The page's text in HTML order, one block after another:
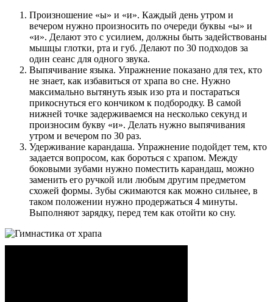
Произношение «ы» и «и». Каждый день утром и
вечером нужно произносить по очереди буквы «ы» и
«и». Делают это с усилием, должны быть задействованы
мышцы глотки, рта и губ. Делают по 30 подходов за
один сеанс для одного звука.
Выпячивание языка. Упражнение показано для тех, кто
не знает, как избавиться от храпа во сне. Нужно
максимально вытянуть язык изо рта и постараться
прикоснуться его кончиком к подбородку. В самой
нижней точке задерживаемся на несколько секунд и
произносим букву «и». Делать нужно выпячивания
утром и вечером по 30 раз.
Удерживание карандаша. Упражнение подойдет тем, кто
задается вопросом, как бороться с храпом. Между
боковыми зубами нужно поместить карандаш, можно
заменить его ручкой или любым другим предметом
схожей формы. Зубы сжимаются как можно сильнее, в
таком положении нужно продержаться 4 минуты.
Выполняют зарядку, перед тем как отойти ко сну.